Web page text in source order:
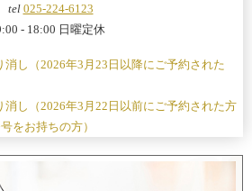
tel 025-224-6123
- 18:00 日曜定休
消し（2026年3月23日以降にご予約された
消し（2026年3月22日以前にご予約された方
をお持ちの方）